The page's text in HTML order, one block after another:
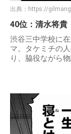
出典： https://
40位：清水将貴
渋谷三中学校に
マ。タケミチの
り、脇役ながら